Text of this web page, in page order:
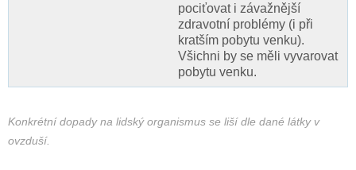
pociťovat i závažnější
zdravotní problémy (i při
kratším pobytu venku).
Všichni by se měli vyvarovat
pobytu venku.
Konkrétní dopady na lidský organismus se liší dle dané látky v
ovzduší.